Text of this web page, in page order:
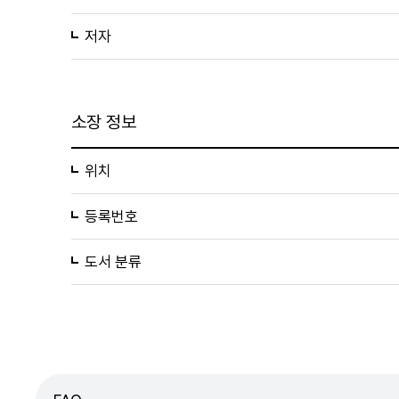
저자
소장 정보
위치
등록번호
도서 분류